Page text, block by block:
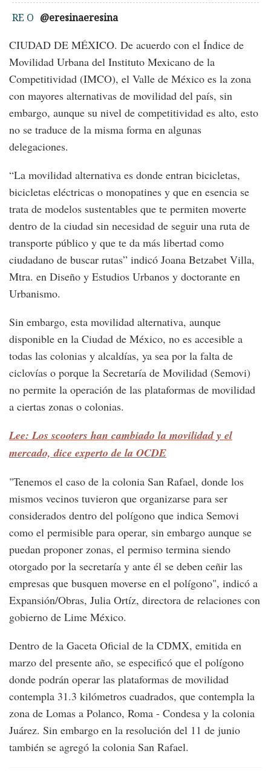
RE O @eresinaeresina
CIUDAD DE MÉXICO. De acuerdo con el Índice de
Movilidad Urbana del Instituto Mexicano de la
Competitividad (IMCO), el Valle de México es la zona
con mayores alternativas de movilidad del país, sin
embargo, aunque su nivel de competitividad es alto, esto
no se traduce de la misma forma en algunas
delegaciones.
“La movilidad alternativa es donde entran bicicletas,
bicicletas eléctricas o monopatines y que en esencia se
trata de modelos sustentables que te permiten moverte
dentro de la ciudad sin necesidad de seguir una ruta de
transporte público y que te da más libertad como
ciudadano de buscar rutas” indicó Joana Betzabet Villa,
Mtra. en Diseño y Estudios Urbanos y doctorante en
Urbanismo.
Sin embargo, esta movilidad alternativa, aunque
disponible en la Ciudad de México, no es accesible a
todas las colonias y alcaldías, ya sea por la falta de
ciclovías o porque la Secretaría de Movilidad (Semovi)
no permite la operación de las plataformas de movilidad
a ciertas zonas o colonias.
Lee: Los scooters han cambiado la movilidad y el
mercado, dice experto de la OCDE
"Tenemos el caso de la colonia San Rafael, donde los
mismos vecinos tuvieron que organizarse para ser
considerados dentro del polígono que indica Semovi
como el permisible para operar, sin embargo aunque se
puedan proponer zonas, el permiso termina siendo
otorgado por la secretaría y ante él se deben ceñir las
empresas que busquen moverse en el polígono", indicó a
Expansión/Obras, Julia Ortíz, directora de relaciones con
gobierno de Lime México.
Dentro de la Gaceta Oficial de la CDMX, emitida en
marzo del presente año, se especificó que el polígono
donde podrán operar las plataformas de movilidad
contempla 31.3 kilómetros cuadrados, que contempla la
zona de Lomas a Polanco, Roma - Condesa y la colonia
Juárez. Sin embargo en la resolución del 11 de junio
también se agregó la colonia San Rafael.